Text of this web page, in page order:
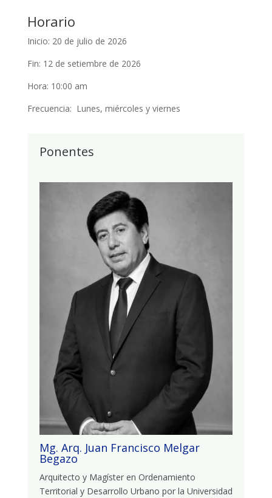
Horario
Inicio: 20 de julio de 2026
Fin: 12 de setiembre de 2026
Hora: 10:00 am
Frecuencia: Lunes, miércoles y viernes
Ponentes
Mg. Arq. Juan Francisco Melgar
Begazo
Arquitecto y Magíster en Ordenamiento
Territorial y Desarrollo Urbano por la Universidad